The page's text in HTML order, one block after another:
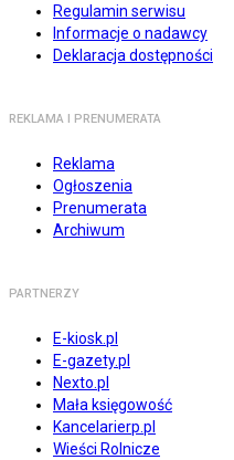
Regulamin serwisu
Informacje o nadawcy
Deklaracja dostępności
REKLAMA I PRENUMERATA
Reklama
Ogłoszenia
Prenumerata
Archiwum
PARTNERZY
E-kiosk.pl
E-gazety.pl
Nexto.pl
Mała księgowość
Kancelarierp.pl
Wieści Rolnicze